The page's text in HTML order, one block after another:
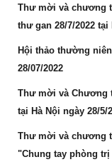
Thư mời và chương
thư gan 28/7/2022 tại
Hội thảo thường
28/07/2022
Thư mời và Chương
tại Hà Nội ngày 28/5/
Thư mời và chương
"Chung tay phòng